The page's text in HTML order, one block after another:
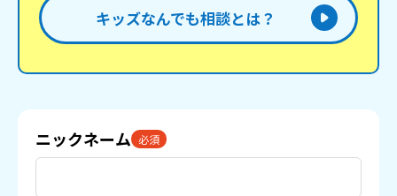
キッズなんでも相談とは？
ニックネーム 必須